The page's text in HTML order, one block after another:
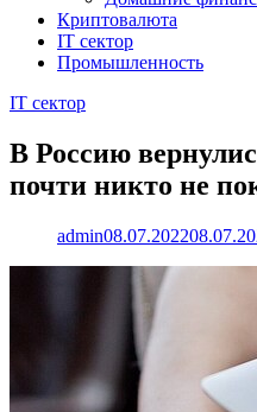
Криптовалюта
IT сектор
Промышленность
IT сектор
В Россию
почти никто не
admin08.07.2022